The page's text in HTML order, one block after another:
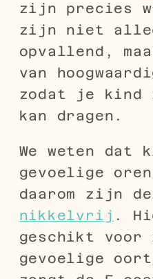
zijn precies
zijn niet
opvallend,
van
zodat je kind
kan dragen.
We weten dat
gevoelige
daarom zijn
nikkelvrij .
geschikt voor
gevoelige